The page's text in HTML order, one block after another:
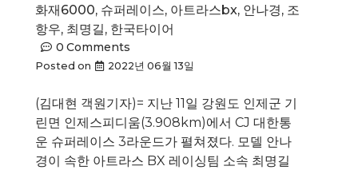
화재6000, 슈퍼레이스, 아트라스bx, 안나경, 조
항우, 최명길, 한국타이어
0 Comments
Posted on 2022년 06월 13일
(김대현 객원기자)= 지난 11일 강원도 인제군 기
린면 인제스피디움(3.908km)에서 CJ 대한통
운 슈퍼레이스 3라운드가 펼쳐졌다. 모델 안나
경이 속한 아트라스 BX 레이싱팀 소속 최명길